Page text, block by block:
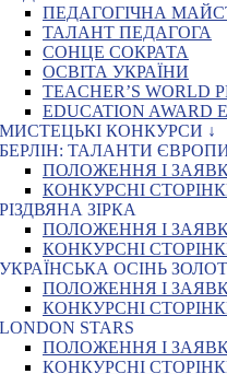
ПЕДАГОГІЧНА
ТАЛАНТ ПЕДАГОГА
СОНЦЕ СОКРАТА
ОСВІТА УКРАЇНИ
TEACHER’S WORLD
EDUCATION AWARD
МИСТЕЦЬКІ КОНКУРСИ ↓
БЕРЛІН: ТАЛАНТИ
ПОЛОЖЕННЯ І
КОНКУРСНІ
РІЗДВЯНА ЗІРКА
ПОЛОЖЕННЯ І
КОНКУРСНІ
УКРАЇНСЬКА ОСІНЬ
ПОЛОЖЕННЯ І
КОНКУРСНІ
LONDON STARS
ПОЛОЖЕННЯ І
КОНКУРСНІ